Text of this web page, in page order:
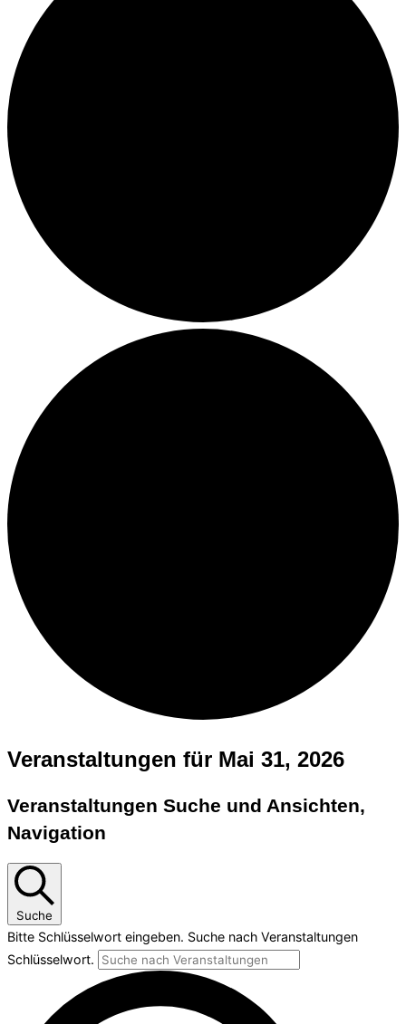
Veranstaltungen für Mai 31, 2026
Veranstaltungen Suche und Ansichten,
Navigation
Suche
Bitte Schlüsselwort eingeben. Suche nach Veranstaltungen
Schlüsselwort.